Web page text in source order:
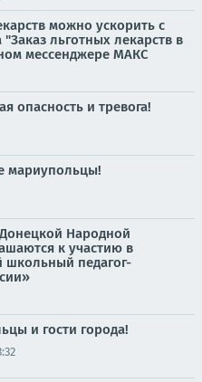
можно ускорить с
льготных лекарств в
мессенджере МАКС
опасность и тревога!
мариупольцы!
Народной
к участию в
школьный педагог-
и гости города!